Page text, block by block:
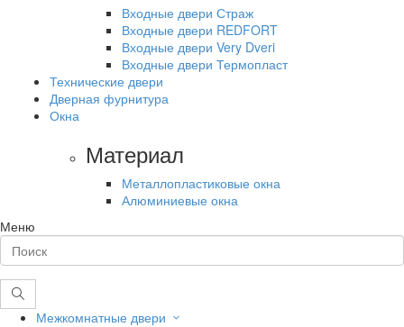
Входные двери Страж
Входные двери REDFORT
Входные двери Very Dveri
Входные двери Термопласт
Технические двери
Дверная фурнитура
Окна
Материал
Металлопластиковые окна
Алюминиевые окна
Меню
Межкомнатные двери